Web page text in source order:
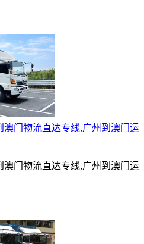
澳门物流直达专线,广州到澳门运
澳门物流直达专线,广州到澳门运